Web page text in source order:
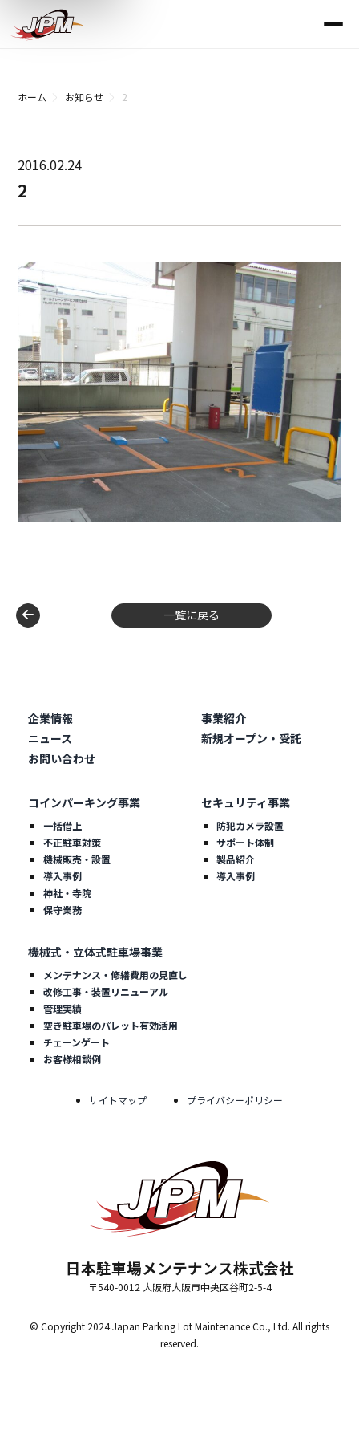
ホーム お知らせ 2
2016.02.24
2
一覧に戻る
日本駐車場メンテナンス株式会社
〒540-0012 大阪府大阪市中央区谷町2-5-4
企業情報
事業紹介
ニュース
新規オープン・受託
お問い合わせ
コインパーキング事業
一括借上
不正駐車対策
機械販売・設置
導入事例
神社・寺院
保守業務
セキュリティ事業
防犯カメラ設置
サポート体制
製品紹介
導入事例
機械式・立体式駐車場事業
メンテナンス・修繕費用の見直し
改修工事・装置リニューアル
管理実績
空き駐車場のパレット有効活用
チェーンゲート
お客様相談例
サイトマップ プライバシーポリシー
© Copyright 2024 Japan Parking Lot Maintenance Co., Ltd. All rights
reserved.